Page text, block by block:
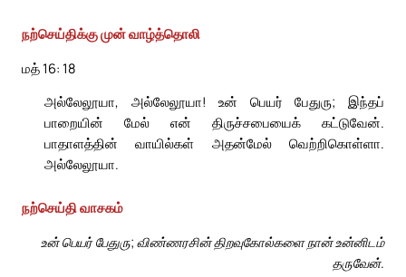
நற்செய்திக்கு முன் வாழ்த்தொலி
மத் 16: 18
அல்லேலூயா, அல்லேலூயா! உன் பெயர் பேதுரு; இந்தப்
பாறையின் மேல் என் திருச்சபையைக் கட்டுவேன்.
பாதாளத்தின் வாயில்கள் அதன்மேல் வெற்றிகொள்ளா.
அல்லேலூயா.
நற்செய்தி வாசகம்
உன் பெயர் பேதுரு; விண்ணரசின் திறவுகோல்களை நான் உன்னிடம்
தருவேன்.